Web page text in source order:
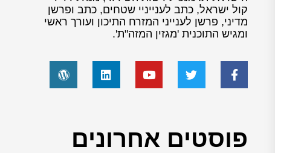
קול ישראל, כתב לענייניי שטחים, כתב ופרשן
מדיני, פרשן לענייני המזרח התיכון ועורך ראשי
ומגיש התוכנית 'מגזין המזה"ת'.
פוסטים אחרונים